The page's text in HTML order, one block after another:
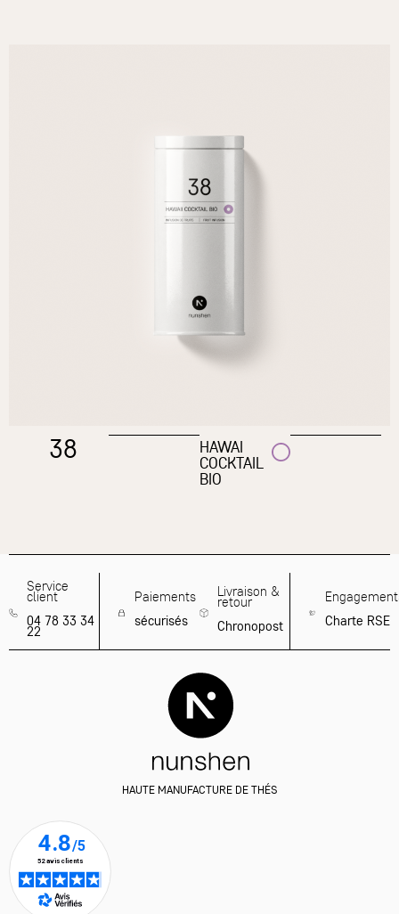
38 HAWAI
COCKTAIL
BIO
Service
client
04 78 33 34
22
Paiements
sécurisés
Livraison &
retour
Chronopost
Charte RSE
HAUTE MANUFACTURE DE THÉS